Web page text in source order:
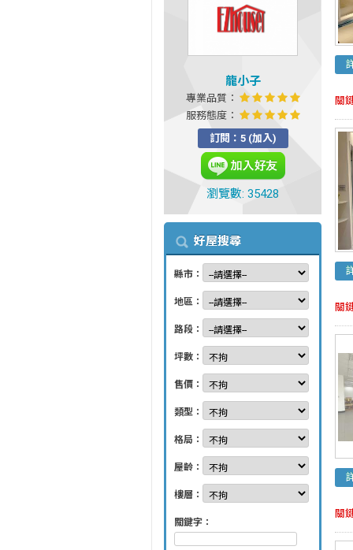
龍小子
專業品質：
服務態度：
訂閱：5 (加入)
瀏覽數: 35428
好屋搜尋
縣市：
地區：
路段：
坪數：
售價：
類型：
格局：
屋齡：
樓層：
關鍵字：
關
關
關